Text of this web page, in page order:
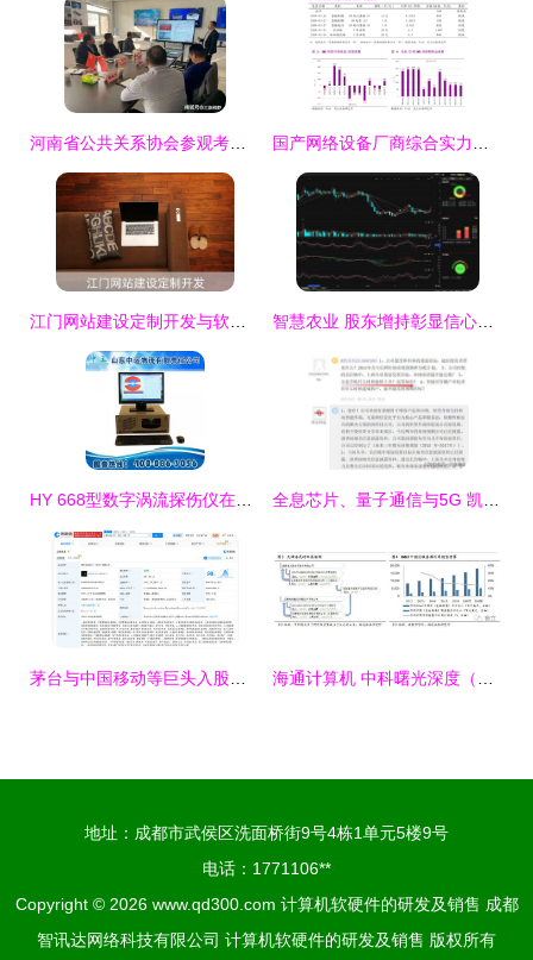
河南省公共关系协会参观考察河南长城集团，聚焦软硬件研发与销售新突破 国产网络设备厂商综合实力排名与格局解析
江门网站建设定制开发与软硬件研发销售一体化解决方案 智慧农业 股东增持彰显信心，软硬件协同驱动后市可期
HY 668型数字涡流探伤仪在山东 计算机软硬件研发与销售的协同发展 全息芯片、量子通信与5G 凯乐科技的军工级计算机软硬件研发与销售蓝图
茅台与中国移动等巨头入股雷鸟创新，AR技术研发新格局加速形成 海通计算机 中科曙光深度（二）——芯片与云构筑AI基石，打造自主可控的垂直解决方案
地址：成都市武侯区洗面桥街9号4栋1单元5楼9号
电话：1771106**
Copyright © 2026 www.qd300.com 计算机软硬件的研发及销售 成都
智讯达网络科技有限公司 计算机软硬件的研发及销售 版权所有